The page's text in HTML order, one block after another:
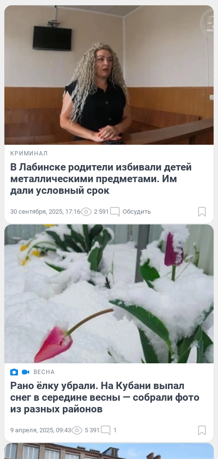
КРИМИНАЛ
В Лабинске родители избивали детей
металлическими предметами. Им
дали условный срок
30 сентября, 2025, 17:16 2 591 Обсудить
ВЕСНА
Рано ёлку убрали. На Кубани выпал
снег в середине весны — собрали фото
из разных районов
9 апреля, 2025, 09:43 5 391 1